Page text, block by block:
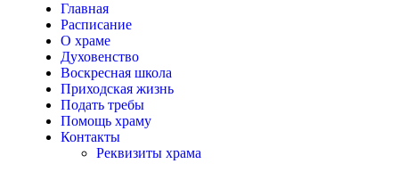
Главная
Расписание
О храме
Духовенство
Воскресная школа
Приходская жизнь
Подать требы
Помощь храму
Контакты
Реквизиты храма